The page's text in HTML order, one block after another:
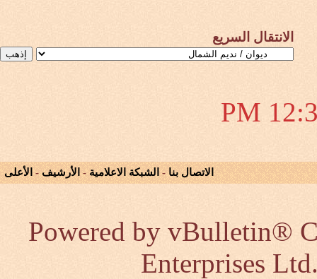
الانتقال السريع
12:37
الاتصال بنا - الشبكة الاعلامية - الأرشيف - الأعلى
Powered by vBulletin®
Enterprises